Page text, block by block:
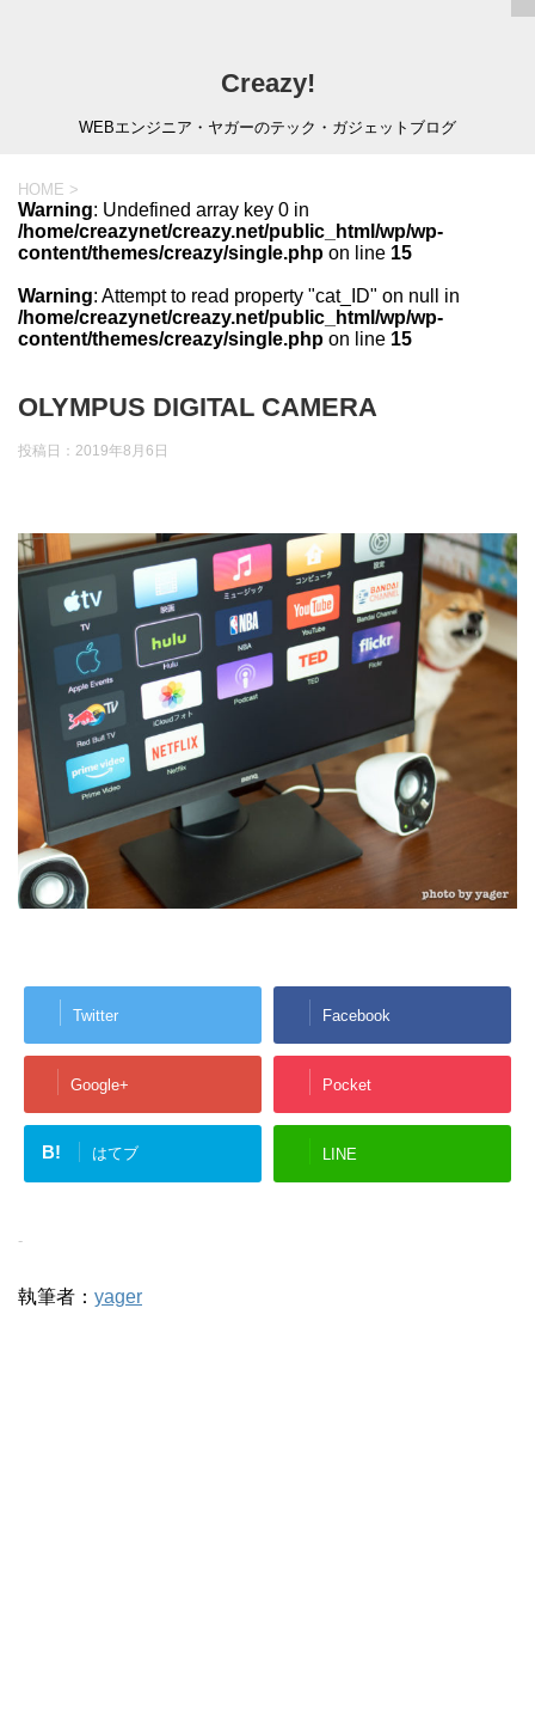
Creazy!
WEBエンジニア・ヤガーのテック・ガジェットブログ
HOME >
Warning: Undefined array key 0 in
/home/creazynet/creazy.net/public_html/wp/wp-
content/themes/creazy/single.php on line 15
Warning: Attempt to read property "cat_ID" on null in
/home/creazynet/creazy.net/public_html/wp/wp-
content/themes/creazy/single.php on line 15
OLYMPUS DIGITAL CAMERA
投稿日： 2019年8月6日
Twitter Facebook
Google+ Pocket
B! はてブ LINE
-
執筆者： yager